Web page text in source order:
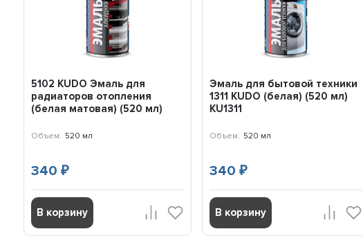
5102 KUDO Эмаль для
радиаторов отопления
(белая матовая) (520 мл)
Объем: 520 мл
340₽
В корзину
Эмаль для бытовой техники
1311 KUDO (белая) (520 мл)
KU1311
Объем: 520 мл
340₽
В корзину